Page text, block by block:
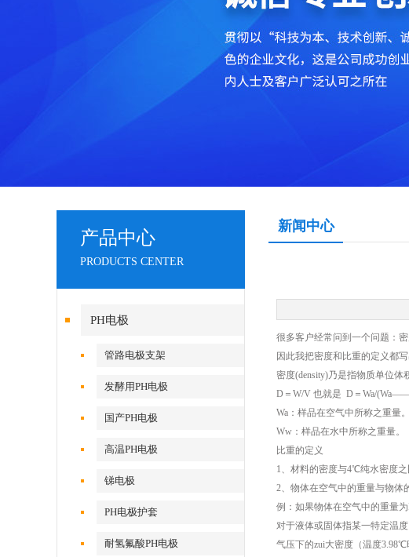
产品中心
PRODUCTS CENTER
PH电极
管路电极支架
发酵用PH电极
国产PH电极
高温PH电极
锑电极
PH电极护套
耐氢氟酸PH电极
新闻中心
很多客户经常问到一个问题：
因此我把密度和比重的定义都写
密度(density)乃是指物质单位体
D＝W/V 也就是 D＝Wa/
Wa：样品在空气中所称之重量。
Ww：样品在水中所称之重量。
比重的定义
1、材料的密度与4℃纯水密度
2、物体在空气中的重量与物体
例：如果物体在空气中的重量
对于液体或固体指某一特定温
气压下的zui大密度（温度3.98℃